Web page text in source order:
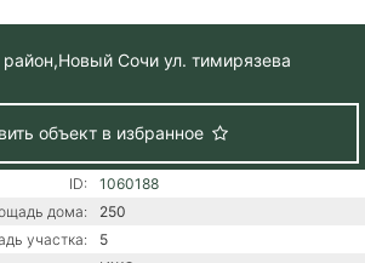
Новый Сочи ул. тимирязева
объект в избранное
ID:
1060188
дома:
250
участка:
5